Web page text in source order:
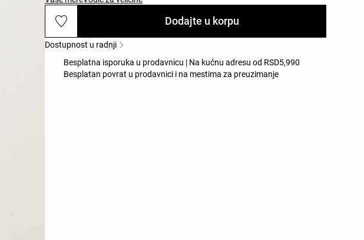
Dodajte u korpu
Dostupnost u radnji
Besplatna isporuka u prodavnicu | Na kućnu adresu od RSD5,990
Besplatan povrat u prodavnici i na mestima za preuzimanje